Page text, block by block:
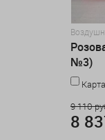
№3)
9 110
8